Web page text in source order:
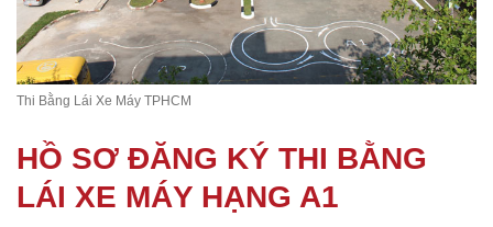
Thi Bằng Lái Xe Máy TPHCM
HỒ SƠ ĐĂNG KÝ THI BẰNG
LÁI XE MÁY HẠNG A1